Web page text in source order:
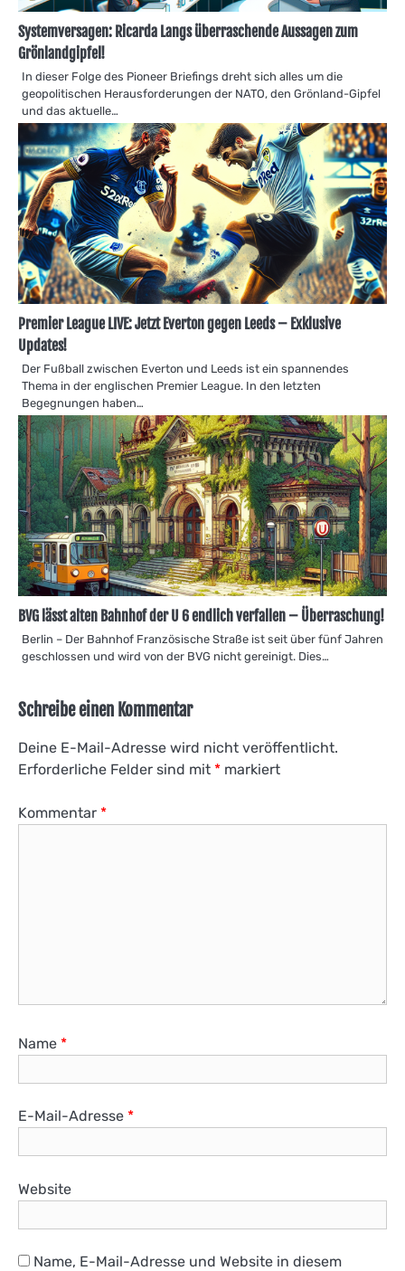
Systemversagen: Ricarda Langs überraschende Aussagen zum
Grönlandgipfel!
In dieser Folge des Pioneer Briefings dreht sich alles um die
geopolitischen Herausforderungen der NATO, den Grönland-Gipfel
und das aktuelle…
Premier League LIVE: Jetzt Everton gegen Leeds – Exklusive
Updates!
Der Fußball zwischen Everton und Leeds ist ein spannendes
Thema in der englischen Premier League. In den letzten
Begegnungen haben…
BVG lässt alten Bahnhof der U 6 endlich verfallen – Überraschung!
Berlin – Der Bahnhof Französische Straße ist seit über fünf Jahren
geschlossen und wird von der BVG nicht gereinigt. Dies…
Schreibe einen Kommentar
Deine E-Mail-Adresse wird nicht veröffentlicht.
Erforderliche Felder sind mit * markiert
Kommentar *
Name *
E-Mail-Adresse *
Website
Name, E-Mail-Adresse und Website in diesem